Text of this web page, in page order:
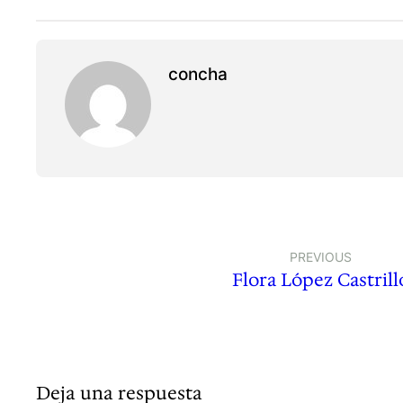
concha
PREVIOUS
Flora López
Deja una respuesta